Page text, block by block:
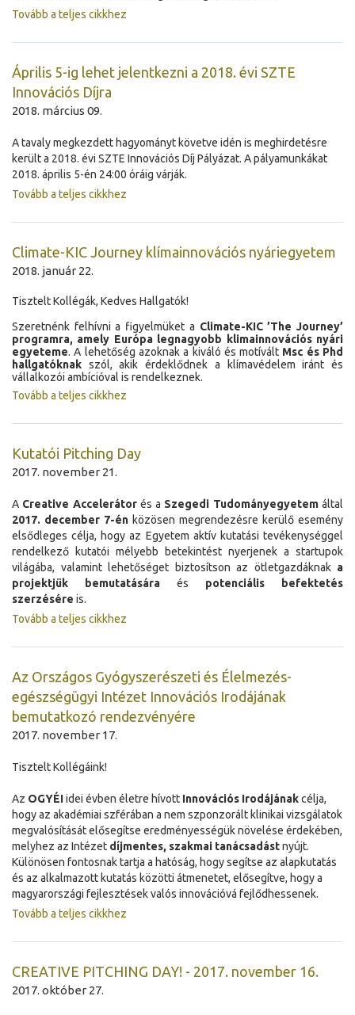
Tovább a teljes cikkhez
Április 5-ig lehet jelentkezni a 2018. évi SZTE
Innovációs Díjra
2018. március 09.
A tavaly megkezdett hagyományt követve idén is meghirdetésre
került a 2018. évi SZTE Innovációs Díj Pályázat. A pályamunkákat
2018. április 5-én 24:00 óráig várják.
Tovább a teljes cikkhez
Climate-KIC Journey klímainnovációs nyáriegyetem
2018. január 22.
Tisztelt Kollégák, Kedves Hallgatók!
Szeretnénk felhívni a figyelmüket a Climate-KIC ’The Journey’
programra, amely Európa legnagyobb klimainnovációs nyári
egyeteme. A lehetőség azoknak a kiváló és motívált Msc és Phd
hallgatóknak szól, akik érdeklődnek a klímavédelem iránt és
vállalkozói ambícióval is rendelkeznek.
Tovább a teljes cikkhez
Kutatói Pitching Day
2017. november 21.
A Creative Accelerátorés a Szegedi Tudományegyetemáltal
2017. december 7-én közösen megrendezésre kerülő esemény
elsődleges célja, hogy az Egyetem aktív kutatási tevékenységgel
rendelkező kutatói mélyebb betekintést nyerjenek a startupok
világába, valamint lehetőséget biztosítson az ötletgazdáknak a
projektjük bemutatására és potenciális befektetés
szerzésére is.
Tovább a teljes cikkhez
Az Országos Gyógyszerészeti és Élelmezés-
egészségügyi Intézet Innovációs Irodájának
bemutatkozó rendezvényére
2017. november 17.
Tisztelt Kollégáink!
Az OGYÉIidei évben életre hívott Innovációs Irodájánakcélja,
hogy az akadémiai szférában a nem szponzorált klinikai vizsgálatok
megvalósítását elősegítse eredményességük növelése érdekében,
melyhez az Intézet díjmentes, szakmai tanácsadástnyújt.
Különösen fontosnak tartja a hatóság, hogy segítse az alapkutatás
és az alkalmazott kutatás közötti átmenetet, elősegítve, hogy a
magyarországi fejlesztések valós innovációvá fejlődhessenek.
Tovább a teljes cikkhez
CREATIVE PITCHING DAY! - 2017. november 16.
2017. október 27.